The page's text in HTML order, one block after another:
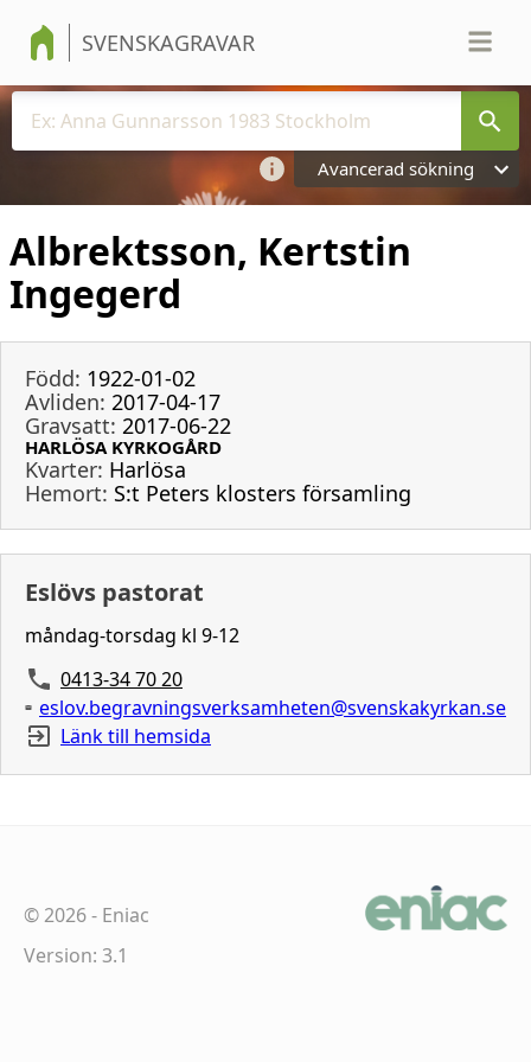
SVENSKAGRAVAR
Avancerad sökning
Albrektsson, Kertstin
Ingegerd
Född: 1922-01-02
Avliden: 2017-04-17
Gravsatt: 2017-06-22
HARLÖSA KYRKOGÅRD
Kvarter: Harlösa
Hemort: S:t Peters klosters församling
Eslövs pastorat
måndag-torsdag kl 9-12
0413-34 70 20
eslov.begravningsverksamheten@svenskakyrkan.se
Länk till hemsida
©2026- Eniac
Version: 3.1